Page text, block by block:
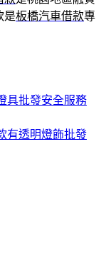
是板橋汽車借款專
具批發安全服務
有透明燈飾批發